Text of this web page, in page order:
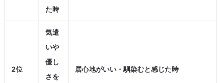
た時
2位
気遣
いや
優し
さを
居心地がいい・馴染むと感じた時